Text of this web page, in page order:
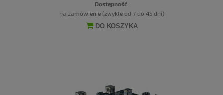
Dostępność:
na zamówienie (zwykle od 7 do 45 dni)
DO KOSZYKA